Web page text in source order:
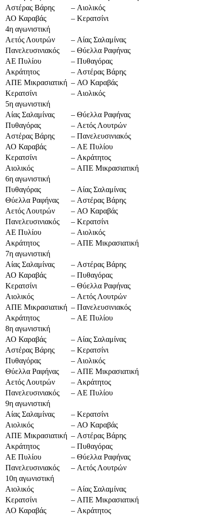
Αστέρας Βάρης
– Αιολικός
ΑΟ Καραβάς
– Κερατσίνι
4η αγωνιστική
Αετός Λουτρών
– Αίας Σαλαμίνας
Πανελευσινιακός
– Θύελλα Ραφήνας
ΑΕ Πυλίου
– Πυθαγόρας
Ακράτητος
– Αστέρας Βάρης
ΑΠΕ Μικρασιατική – ΑΟ Καραβάς
Κερατσίνι
– Αιολικός
5η αγωνιστική
Αίας Σαλαμίνας
– Θύελλα Ραφήνας
Πυθαγόρας
– Αετός Λουτρών
Αστέρας Βάρης
– Πανελευσινιακός
ΑΟ Καραβάς
– ΑΕ Πυλίου
Κερατσίνι
– Ακράτητος
Αιολικός
– ΑΠΕ Μικρασιατική
6η αγωνιστική
Πυθαγόρας
– Αίας Σαλαμίνας
Θύελλα Ραφήνας
– Αστέρας Βάρης
Αετός Λουτρών
– ΑΟ Καραβάς
Πανελευσινιακός
– Κερατσίνι
ΑΕ Πυλίου
– Αιολικός
Ακράτητος
– ΑΠΕ Μικρασιατική
7η αγωνιστική
Αίας Σαλαμίνας
– Αστέρας Βάρης
ΑΟ Καραβάς
– Πυθαγόρας
Κερατσίνι
– Θύελλα Ραφήνας
Αιολικός
– Αετός Λουτρών
ΑΠΕ Μικρασιατική – Πανελευσινιακός
Ακράτητος
– ΑΕ Πυλίου
8η αγωνιστική
ΑΟ Καραβάς
– Αίας Σαλαμίνας
Αστέρας Βάρης
– Κερατσίνι
Πυθαγόρας
– Αιολικός
Θύελλα Ραφήνας
– ΑΠΕ Μικρασιατική
Αετός Λουτρών
– Ακράτητος
Πανελευσινιακός
– ΑΕ Πυλίου
9η αγωνιστική
Αίας Σαλαμίνας
– Κερατσίνι
Αιολικός
– ΑΟ Καραβάς
ΑΠΕ Μικρασιατική – Αστέρας Βάρης
Ακράτητος
– Πυθαγόρας
ΑΕ Πυλίου
– Θύελλα Ραφήνας
Πανελευσινιακός
– Αετός Λουτρών
10η αγωνιστική
Αιολικός
– Αίας Σαλαμίνας
Κερατσίνι
– ΑΠΕ Μικρασιατική
ΑΟ Καραβάς
– Ακράτητος